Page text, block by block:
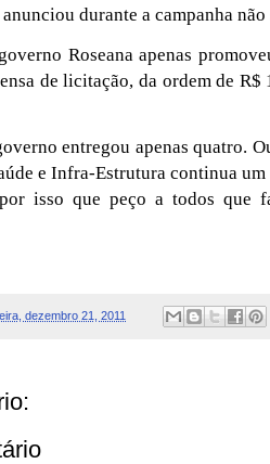
durante a campanha
Roseana apenas
de licitação, da ordem de
entregou apenas quatro.
e Infra-Estrutura continua
isso que peço a todos que
dezembro 21, 2011